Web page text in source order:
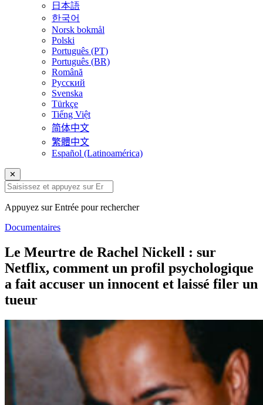
日本語
한국어
Norsk bokmål
Polski
Português (PT)
Português (BR)
Română
Русский
Svenska
Türkçe
Tiếng Việt
简体中文
繁體中文
Español (Latinoamérica)
✕
Appuyez sur Entrée pour rechercher
Documentaires
Le Meurtre de Rachel Nickell : sur
Netflix, comment un profil psychologique
a fait accuser un innocent et laissé filer un
tueur